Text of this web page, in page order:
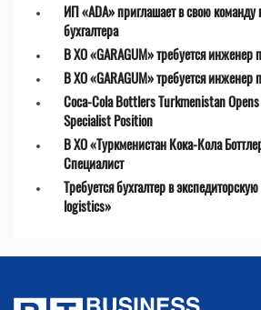
ИП «ADA» приглашает в свою команду
бухгалтера
В ХО «GARAGUM» требуется инженер
В ХО «GARAGUM» требуется инженер
Coca-Cola Bottlers Turkmenistan
Specialist Position
В ХО «Туркменистан Кока-Кола
Специалист
Требуется бухгалтер в
logistics»